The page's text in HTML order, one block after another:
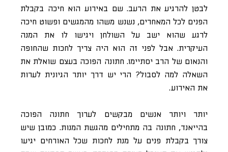
לבטן להרגיע את הרעב. שם באירוע הוא חיכה בקבלת
הפנים לכל המאחרים, נשנש משהו מהמגשים ופשוט חיכה
לרגע שהוא ישב על השולחן ויגישו לו את המנה
העיקרית. אבל לפני זה הוא היה צריך לחכות שהחופה
והנאום של הרב יסתיימו. חתונה הפוכה בעצם שואלת את
השאלה למה לסבול? הרי יש דרך יותר הגיונית לערות
את האירוע.
יותר ויותר אנשים מבקשים לערוך חתונה הפוכה
בהייאנד, חתונה בה מתחילים מהגשת המנות. כמובן שיש
צורך בקבלת פנים על מנת לחכות שכל האורחים יגיעו